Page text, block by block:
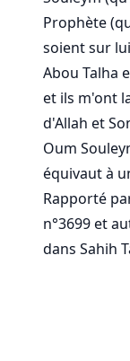
Prophète
soient sur
Abou Talha
et ils m'ont
d'Allah et
Oum
équivaut à
Rapporté
n°3699 et
dans Sahih